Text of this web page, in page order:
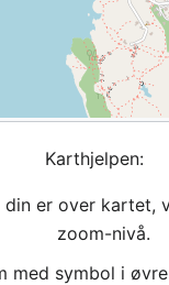
Karthjelpen:
din er over kartet,
zoom-nivå.
med symbol i